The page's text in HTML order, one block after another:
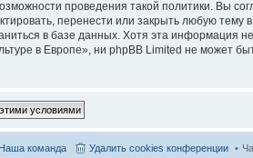
проведения такой политики. Вы
перенести или закрыть любую тему
в базе данных. Хотя эта информация
в Европе», ни phpBB Limited не может
Удалить cookies конференции
Наша команда